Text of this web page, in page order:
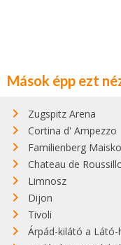
Mások épp ezt
Zugspitz Arena
Cortina d' Ampezzo
Familienberg
Chateau de
Limnosz
Dijon
Tivoli
Árpád-kilátó a Látó-